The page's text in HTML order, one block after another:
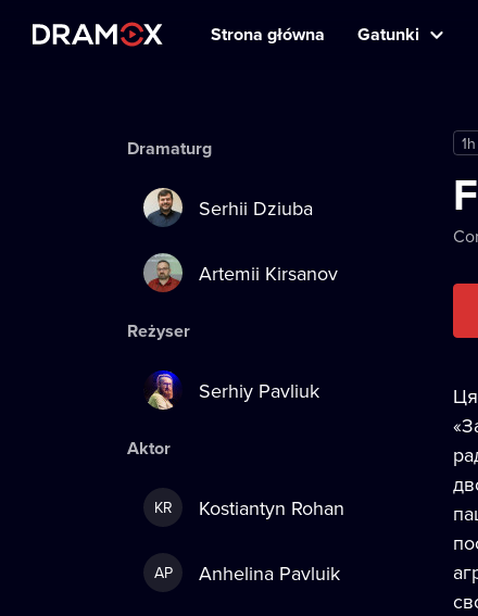
Strona główna Gatunki
Dramaturg
Serhii Dziuba
Artemii Kirsanov
Reżyser
Serhiy Pavliuk
Aktor
KR Kostiantyn Rohan
AP Anhelina Pavluik